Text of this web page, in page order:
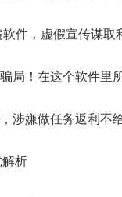
件，虚假宣传谋取
局！在这个软件里
涉嫌做任务返利不
析